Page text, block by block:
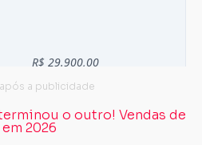
o outro! Vendas de
2026